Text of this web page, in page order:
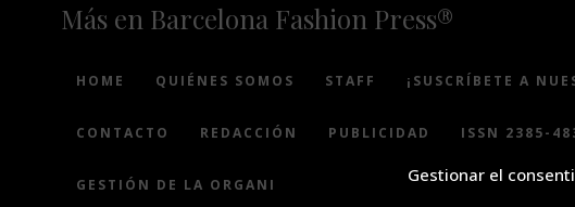
Gestionar el
Más en Barcelona Fashion Press®
HOME QUIÉNES SOMOS STAFF ¡SUSCRÍBETE A
CONTACTO REDACCIÓN PUBLICIDAD ISSN 2385-
GESTIÓN DE LA ORGANIZACIÓN